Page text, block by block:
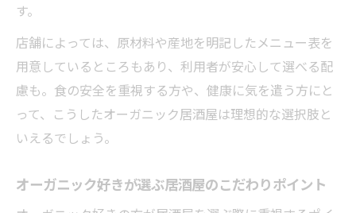
す。
店舗によっては、原材料や産地を明記したメニュー表を
用意しているところもあり、利用者が安心して選べる配
慮も。食の安全を重視する方や、健康に気を遣う方にと
って、こうしたオーガニック居酒屋は理想的な選択肢と
いえるでしょう。
オーガニック好きが選ぶ居酒屋のこだわりポイント